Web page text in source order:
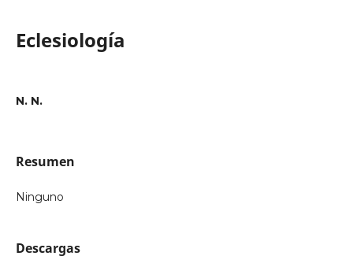
Eclesiología
N. N.
Resumen
Ninguno
Descargas